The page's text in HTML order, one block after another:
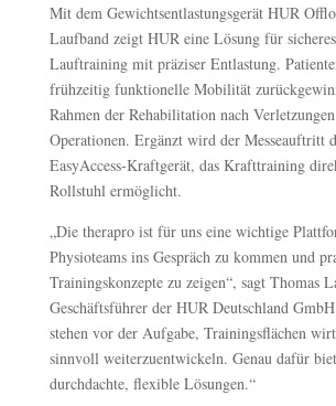
Mit dem Gewichtsentlastungsgerät HUR
Laufband zeigt HUR eine Lösung für
Lauftraining mit präziser Entlastung.
frühzeitig funktionelle Mobilität
Rahmen der Rehabilitation nach
Operationen. Ergänzt wird der Messeauftritt
EasyAccess-Kraftgerät, das Krafttraining
Rollstuhl ermöglicht.
„Die therapro ist für uns eine wichtige
Physioteams ins Gespräch zu kommen und
Trainingskonzepte zu zeigen“, sagt Thomas
Geschäftsführer der HUR Deutschland
stehen vor der Aufgabe, Trainingsflächen
sinnvoll weiterzuentwickeln. Genau dafür
durchdachte, flexible Lösungen.“